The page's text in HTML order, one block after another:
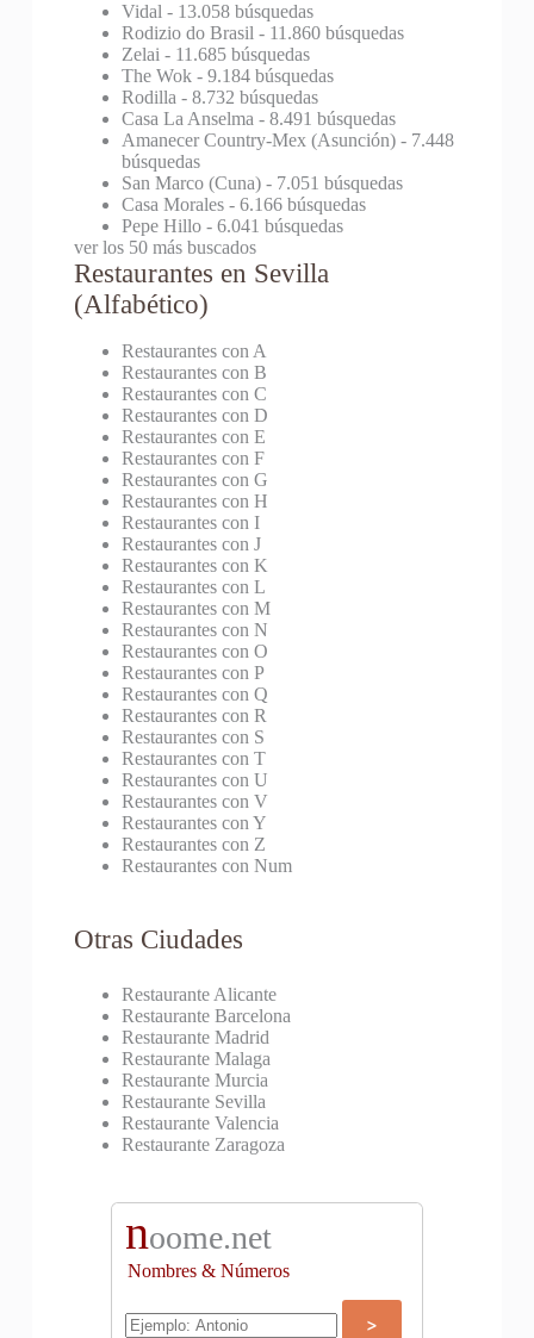
Vidal - 13.058 búsquedas
Rodizio do Brasil - 11.860 búsquedas
Zelai - 11.685 búsquedas
The Wok- 9.184 búsquedas
Rodilla - 8.732 búsquedas
Casa La Anselma - 8.491 búsquedas
Amanecer Country-Mex (Asunción)- 7.448
búsquedas
San Marco (Cuna)- 7.051 búsquedas
Casa Morales- 6.166 búsquedas
Pepe Hillo- 6.041 búsquedas
ver los 50 más buscados
Restaurantes en Sevilla
(Alfabético)
Restaurantes con A
Restaurantes con B
Restaurantes con C
Restaurantes con D
Restaurantes con E
Restaurantes con F
Restaurantes con G
Restaurantes con H
Restaurantes con I
Restaurantes con J
Restaurantes con K
Restaurantes con L
Restaurantes con M
Restaurantes con N
Restaurantes con O
Restaurantes con P
Restaurantes con Q
Restaurantes con R
Restaurantes con S
Restaurantes con T
Restaurantes con U
Restaurantes con V
Restaurantes con Y
Restaurantes con Z
Restaurantes con Num
Otras Ciudades
Restaurante Alicante
Restaurante Barcelona
Restaurante Madrid
Restaurante Malaga
Restaurante Murcia
Restaurante Sevilla
Restaurante Valencia
Restaurante Zaragoza
noome.net
Nombres & Números